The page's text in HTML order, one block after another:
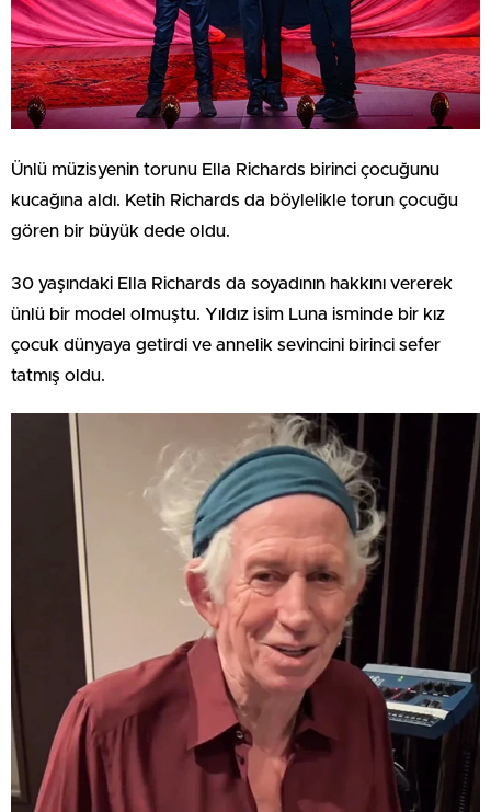
Ünlü müzisyenin torunu Ella Richards birinci çocuğunu
kucağına aldı. Ketih Richards da böylelikle torun çocuğu
gören bir büyük dede oldu.
30 yaşındaki Ella Richards da soyadının hakkını vererek
ünlü bir model olmuştu. Yıldız isim Luna isminde bir kız
çocuk dünyaya getirdi ve annelik sevincini birinci sefer
tatmış oldu.